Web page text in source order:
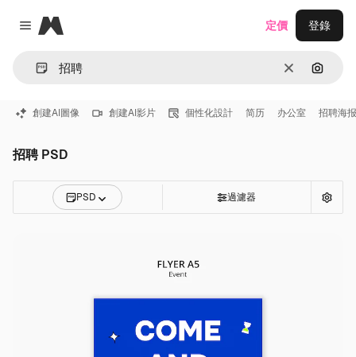
Close menu
Magnific
清除 通過圖
定價 登錄
創建AI圖像 創建AI影片 個性化設計 简历 办公室 招聘海报
招聘 PSD
PSD 過濾器